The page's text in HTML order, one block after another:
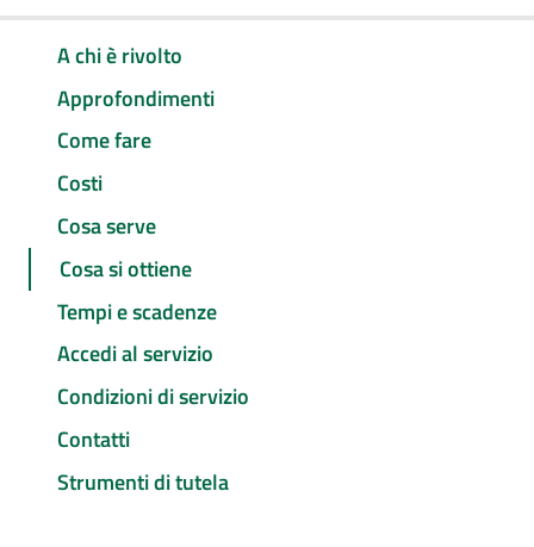
A chi è rivolto
Approfondimenti
Come fare
Costi
Cosa serve
Cosa si ottiene
Tempi e scadenze
Accedi al servizio
Condizioni di servizio
Contatti
Strumenti di tutela